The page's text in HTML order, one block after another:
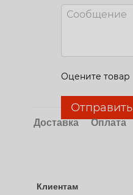
Оцените товар
Отправить
Доставка Оплата
Клиентам